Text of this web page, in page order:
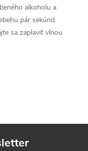
alkoholu a
pár sekúnd.
sa zaplaviť vlnou